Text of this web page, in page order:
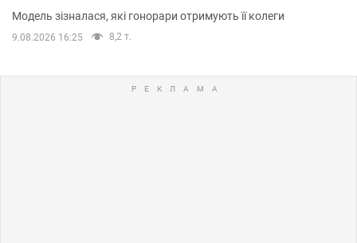
Модель зізналася, які гонорари отримують її колеги
9.08.2026 16:25 8,2 т.